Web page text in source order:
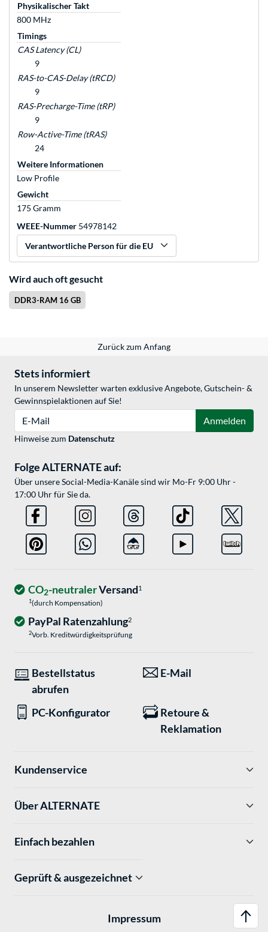
Physikalischer Takt
800 MHz
Timings
CAS Latency (CL)
9
RAS-to-CAS-Delay (tRCD)
9
RAS-Precharge-Time (tRP)
9
Row-Active-Time (tRAS)
24
Weitere Informationen
Low Profile
Gewicht
175 Gramm
WEEE-Nummer 54978142
Verantwortliche Person für die EU
Wird auch oft gesucht
DDR3-RAM 16 GB
Zurück zum Anfang
Stets informiert
In unserem Newsletter warten exklusive Angebote, Gutschein- &
Gewinnspielaktionen auf Sie!
Anmelden
Hinweise zum Datenschutz
Folge ALTERNATE auf:
Über unsere Social-Media-Kanäle sind wir Mo-Fr 9:00 Uhr -
17:00 Uhr für Sie da.
CO2-neutralerVersand1
1(durch Kompensation)
PayPal Ratenzahlung2
2Vorb. Kreditwürdigkeitsprüfung
Bestellstatus
abrufen
E-Mail
PC-Konfigurator
Retoure &
Reklamation
Kundenservice
Über ALTERNATE
Einfach bezahlen
Geprüft & ausgezeichnet
Impressum